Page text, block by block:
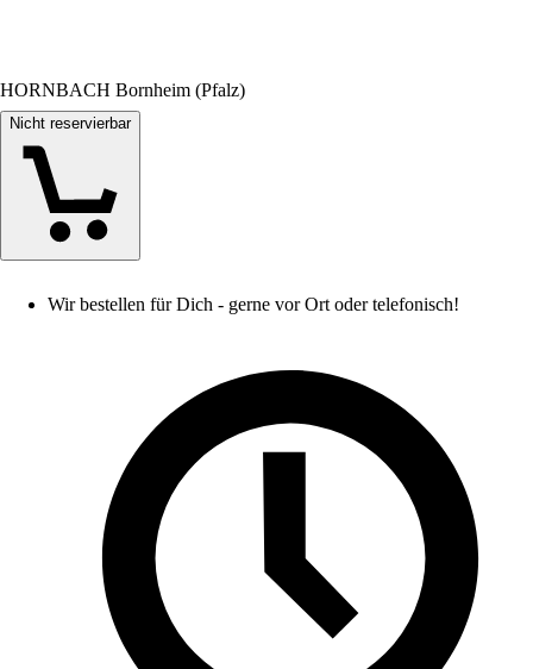
HORNBACH Bornheim (Pfalz)
Nicht reservierbar
Wir bestellen für Dich - gerne vor Ort oder telefonisch!